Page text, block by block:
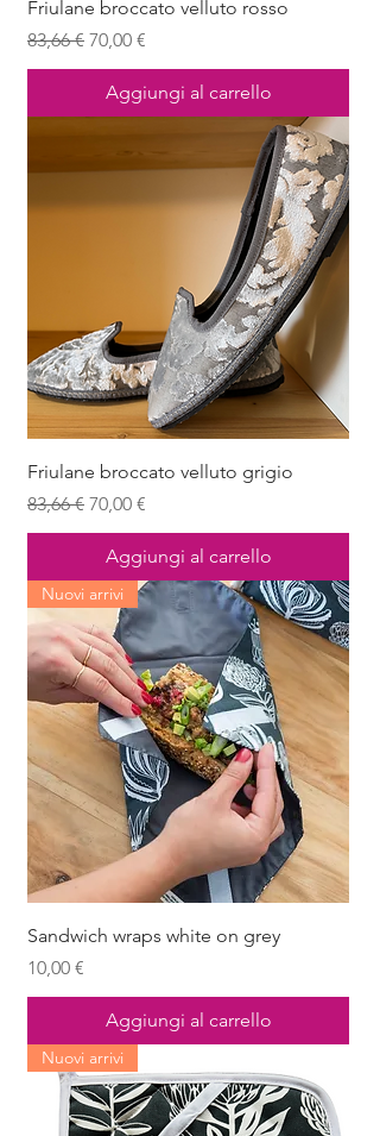
Friulane broccato velluto rosso
Prezzo regolare
83,66 € Prezzo scontato
70,00 €
Aggiungi al carrello
Friulane broccato velluto grigio
Prezzo regolare
83,66 € Prezzo scontato
70,00 €
Aggiungi al carrello
Nuovi arrivi
Sandwich wraps white on grey
Prezzo
10,00 €
Aggiungi al carrello
Nuovi arrivi